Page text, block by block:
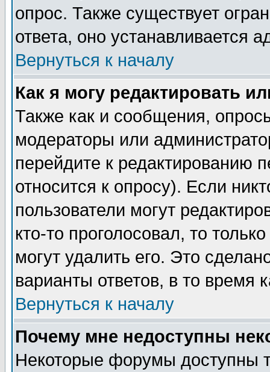
опрос. Также существует
ответа, оно устанавливается
Вернуться к началу
Как я могу редактировать
Также как и сообщения,
модераторы или
перейдите к редактированию
относится к опросу). Если
пользователи могут
кто-то проголосовал, то
могут удалить его. Это
варианты ответов, в то время
Вернуться к началу
Почему мне недоступны
Некоторые форумы доступны